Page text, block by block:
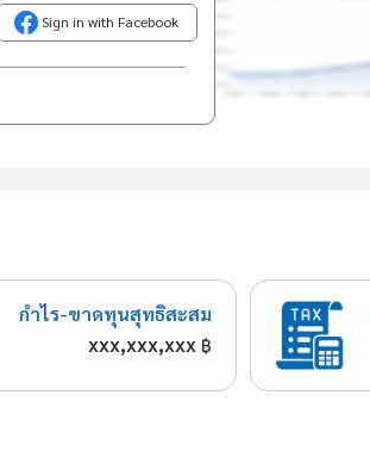
Sign in with Facebook
กำไร-ขาดทุนสุทธิสะสม
xxx,xxx,xxx ฿